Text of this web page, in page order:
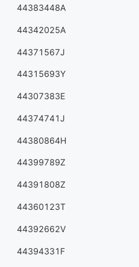
44383448A
44342025A
44371567J
44315693Y
44307383E
44374741J
44380864H
44399789Z
44391808Z
44360123T
44392662V
44394331F